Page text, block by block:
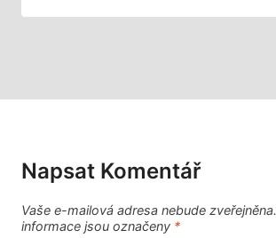
Napsat Komentář
Vaše e-mailová adresa nebude zveřejněna.
informace jsou označeny *